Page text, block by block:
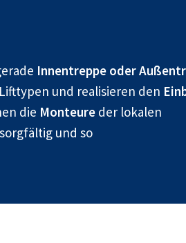
Innentreppe oder
und realisieren den
die Monteure der lokalen
und so